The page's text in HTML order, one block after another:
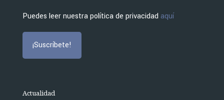
Puedes leer nuestra política de privacidad aquí
Actualidad